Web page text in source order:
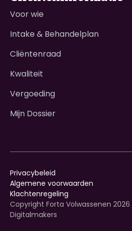
Voor wie
Intake & Behandelplan
Cliëntenraad
Kwaliteit
Vergoeding
Mijn Dossier
Privacybeleid
Algemene voorwaarden
Klachtenregeling
Copyright Forta Volwassenen 2026
Digitalmakers